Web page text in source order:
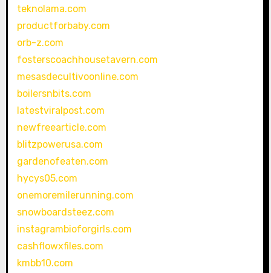
teknolama.com
productforbaby.com
orb-z.com
fosterscoachhousetavern.com
mesasdecultivoonline.com
boilersnbits.com
latestviralpost.com
newfreearticle.com
blitzpowerusa.com
gardenofeaten.com
hycys05.com
onemoremilerunning.com
snowboardsteez.com
instagrambioforgirls.com
cashflowxfiles.com
kmbb10.com